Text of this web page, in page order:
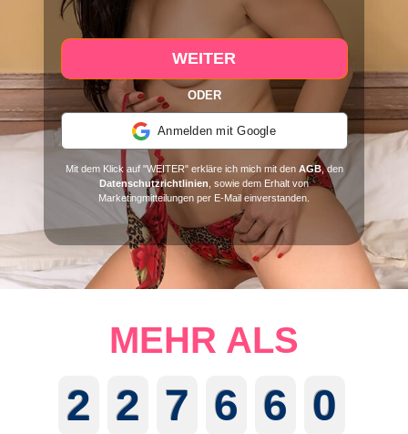
ODER
Anmelden mit Google
Mit dem Klick auf "WEITER" erkläre ich mich mit den AGB, den
Datenschutzrichtlinien , sowie dem Erhalt von
Marketingmitteilungen per E-Mail einverstanden.
MEHR ALS
2 2 7 6 6 0